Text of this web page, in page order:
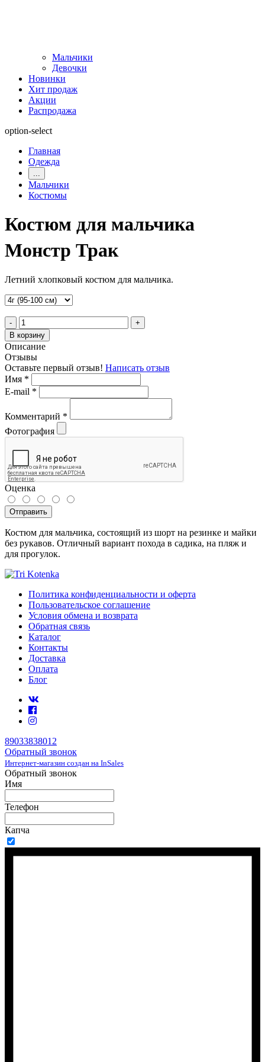
Мальчики
Девочки
Новинки
Хит продаж
Акции
Распродажа
option-select
Главная
Одежда
Мальчики
Костюмы
Костюм для мальчика
Монстр Трак
Летний хлопковый костюм для мальчика.
-
+
В корзину
Описание
Отзывы
Оставьте первый отзыв! Написать отзыв
Имя *
E-mail *
Комментарий *
Фотография
Оценка
Отправить
Костюм для мальчика, состоящий из шорт на резинке и майки
без рукавов. Отличный вариант похода в садика, на пляж и
для прогулок.
Политика конфиденциальности и оферта
Пользовательское соглашение
Условия обмена и возврата
Обратная связь
Каталог
Контакты
Доставка
Оплата
Блог
89033838012
Обратный звонок
Интернет-магазин создан на InSales
Обратный звонок
Имя
Телефон
Капча